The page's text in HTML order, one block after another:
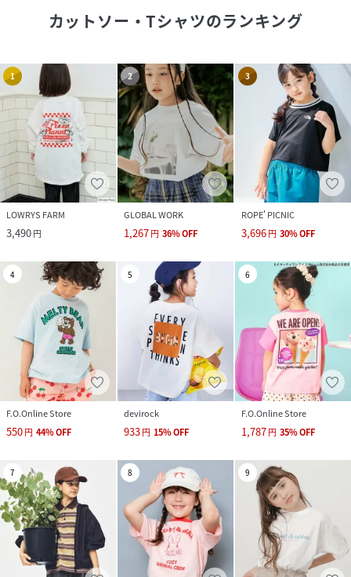
カットソー・Tシャツのランキング
1
LOWRYS FARM
3,490円
2
GLOBAL WORK
1,267円 36%OFF
3
ROPE' PICNIC
3,696円 30%OFF
4
F.O.Online Store
550円 44%OFF
5
devirock
933円 15%OFF
6
F.O.Online Store
1,787円 35%OFF
7 8 9